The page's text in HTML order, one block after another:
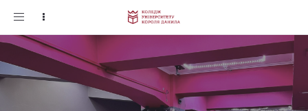
Toggle